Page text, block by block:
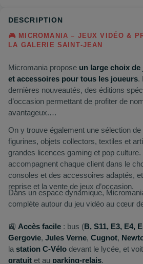
DESCRIPTION
🎮 MICROMANIA– JEUXVIDÉO&
LA GALERIE SAINT‑JEAN
Micromania propose un large choix
et accessoires pour tous les joueurs.
dernières nouveautés, des éditions
d’occasion permettant de profiter de
avantageux.
On y trouve également une sélection
figurines, objets collectors, textiles et
grandes licences gaming et pop culture.
accompagnent chaque client dans le
consoles et des accessoires adaptés,
reprise et la vente de jeux d’occasion.
Dans un espace dynamique,
complète autour du jeu vidéo au cœur
🚉 Accès facile : bus (B, S11, E3, E4,
Gergovie, Jules Verne, Cugnot,
la station C‑Vélo devant le lycée, et
gratuit et au parking‑relais.